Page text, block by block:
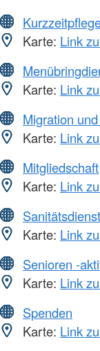
Karte: Link
Karte: Link
Migration
Karte: Link
Mitgliedschaft
Karte: Link
Karte: Link
Senioren -
Karte: Link
Spenden
Karte: Link